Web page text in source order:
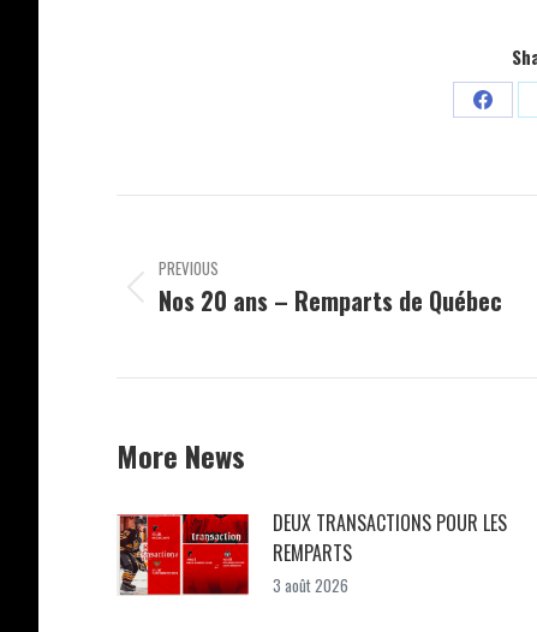
Share
Post
navigation
PREVIOUS
Previous
Nos 20 ans – Remparts de Québec
More News
DEUX TRANSACTIONS POUR LES
REMPARTS
3 août 2026